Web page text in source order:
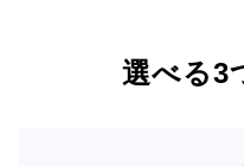
選べる3